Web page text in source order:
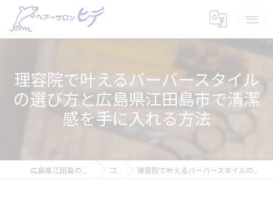
理容院で叶えるバーバースタイル
の選び方と広島県江田島市で清潔
感を手に入れる方法
コラム 理容院で叶えるバーバースタイルの選び方と広島県江田島市で清潔感を手に入れる方法